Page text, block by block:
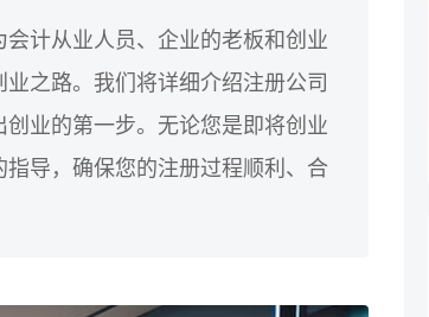
计从业人员、企业的老板和创业
之路。我们将详细介绍注册公司
业的第一步。无论您是即将创业
导，确保您的注册过程顺利、合